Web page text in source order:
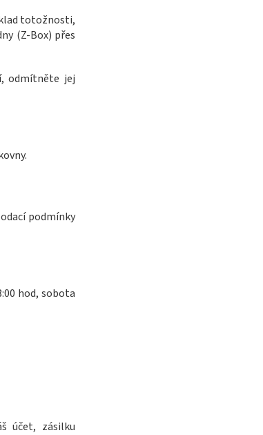
totožnosti,
(Z-Box) přes
odmítněte jej
podmínky
hod, sobota
účet, zásilku